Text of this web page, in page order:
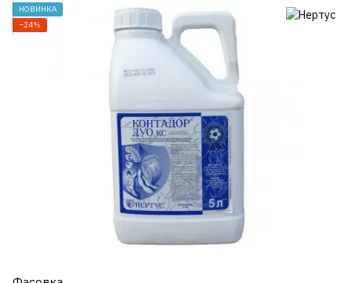
НОВИНКА
−24%